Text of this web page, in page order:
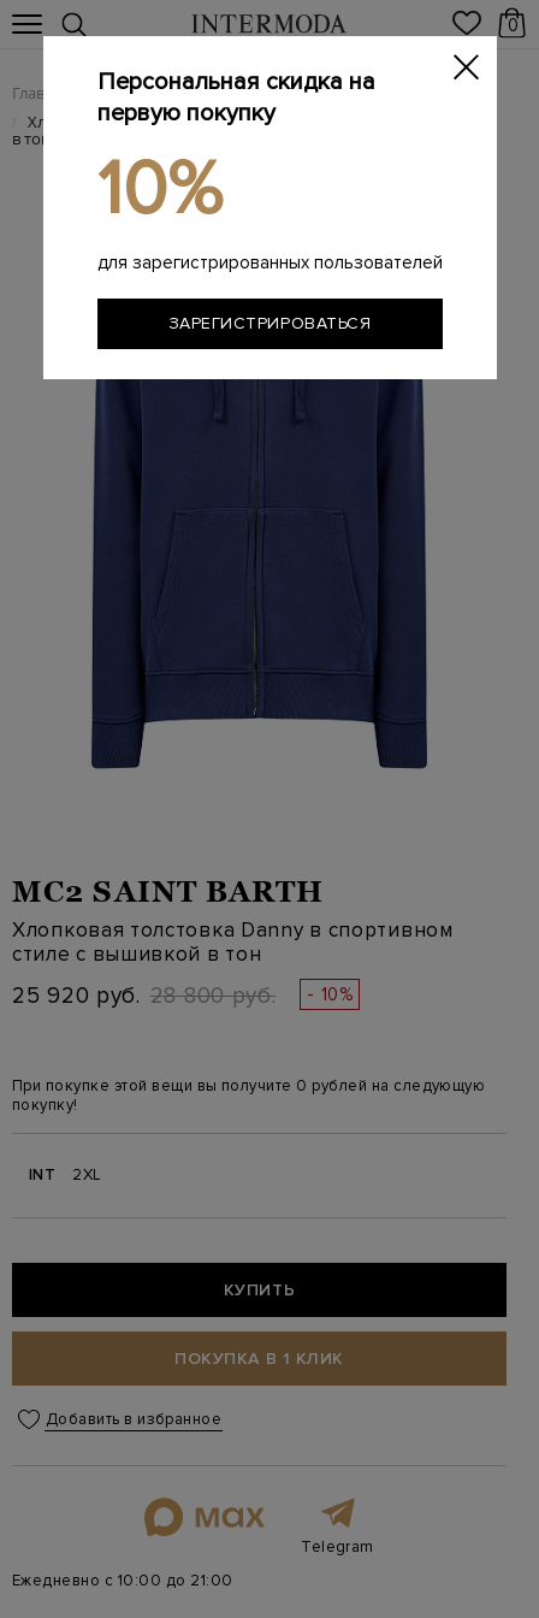
0
Главная Мужчинам / Одежда / Трикотаж
/ Хлопковая толстовка Danny в спортивном стиле с вышивкой
в тон
MC2 SAINT BARTH
Хлопковая толстовка Danny в спортивном
стиле с вышивкой в тон
25 920 руб. 28 800 руб. - 10%
При покупке этой вещи вы получите 0 рублей на следующую
покупку!
INT 2XL
КУПИТЬ
ПОКУПКА В 1 КЛИК
Добавить в избранное
Telegram
Ежедневно с 10:00 до 21:00
Персональная скидка на
первую покупку
10%
для зарегистрированных пользователей
ЗАРЕГИСТРИРОВАТЬСЯ